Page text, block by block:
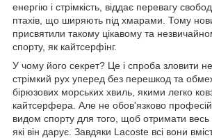
енергію і стрімкість, віддає перевагу
птахів, що ширяють під хмарами. Тому
присвятили такому цікавому та
спорту, як кайтсерфінг.
У чому його секрет? Це і спроба зловити
стрімкий рух уперед без перешкод та
бірюзових морських хвиль, якими легко
кайтсерфера. Але не обов'язково
видом спорту для того, щоб отримати весь
які він дарує. Завдяки Lacoste всі вони